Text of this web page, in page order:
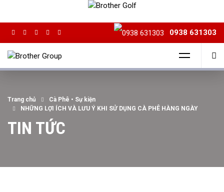
0938 631303
Trang chủ Cà Phê • Sự kiện
NHỮNG LỢI ÍCH VÀ LƯU Ý KHI SỬ DỤNG CÀ PHÊ HÀNG NGÀY
TIN TỨC